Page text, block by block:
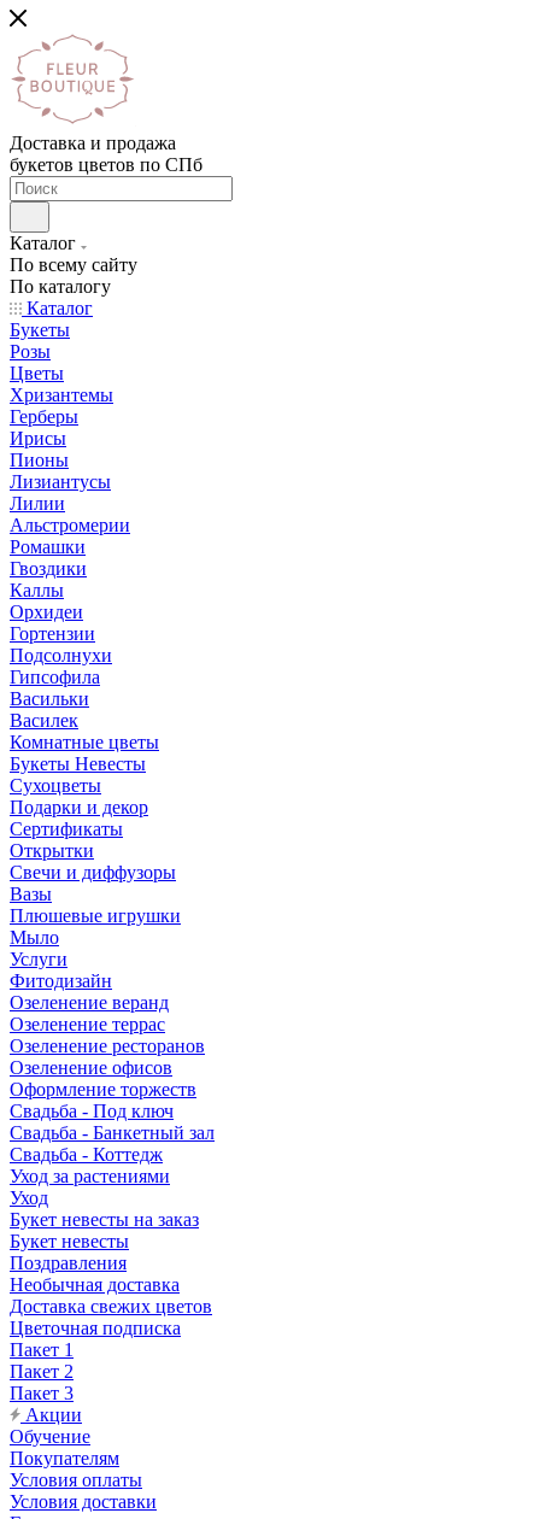
Доставка и продажа
букетов цветов по СПб
Каталог
По всему сайту
По каталогу
Каталог
Букеты
Розы
Цветы
Хризантемы
Герберы
Ирисы
Пионы
Лизиантусы
Лилии
Альстромерии
Ромашки
Гвоздики
Каллы
Орхидеи
Гортензии
Подсолнухи
Гипсофила
Васильки
Василек
Комнатные цветы
Букеты Невесты
Сухоцветы
Подарки и декор
Сертификаты
Открытки
Свечи и диффузоры
Вазы
Плюшевые игрушки
Мыло
Услуги
Фитодизайн
Озеленение веранд
Озеленение террас
Озеленение ресторанов
Озеленение офисов
Оформление торжеств
Свадьба - Под ключ
Свадьба - Банкетный зал
Свадьба - Коттедж
Уход за растениями
Уход
Букет невесты на заказ
Букет невесты
Поздравления
Необычная доставка
Доставка свежих цветов
Цветочная подписка
Пакет 1
Пакет 2
Пакет 3
Акции
Обучение
Покупателям
Условия оплаты
Условия доставки